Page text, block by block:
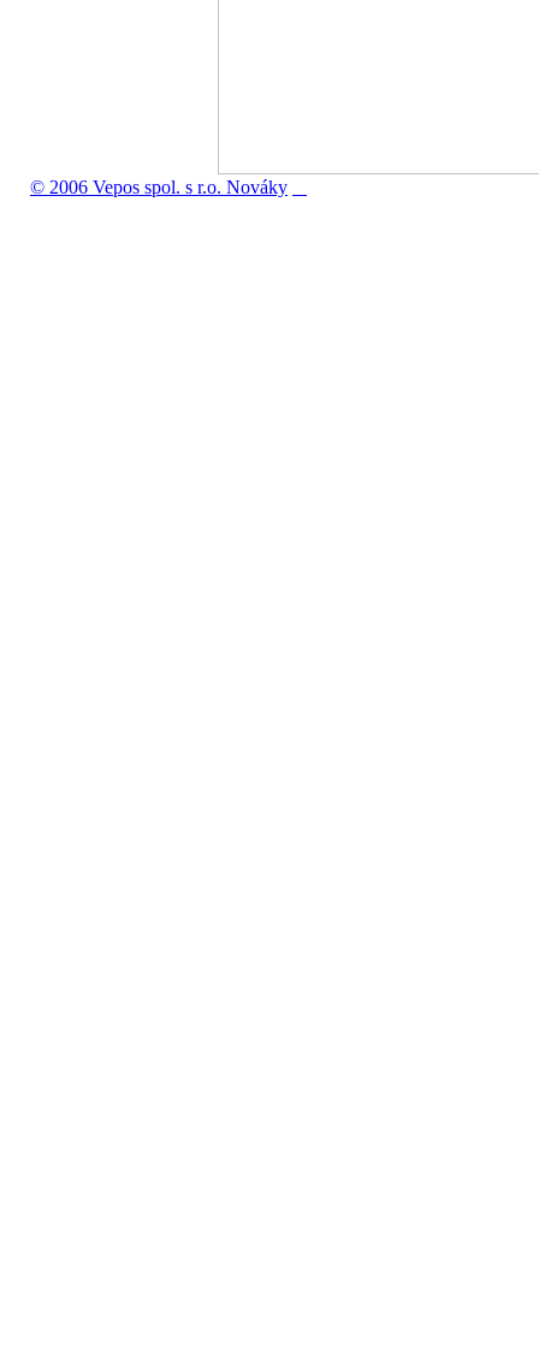
© 2006 Vepos spol. s r.o. Nováky